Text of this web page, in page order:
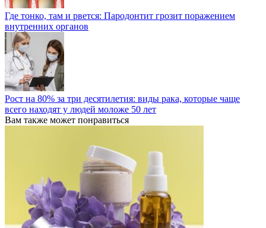
Где тонко, там и рвется: Пародонтит грозит поражением
внутренних органов
Рост на 80% за три десятилетия: виды рака, которые чаще
всего находят у людей моложе 50 лет
Вам также может понравиться